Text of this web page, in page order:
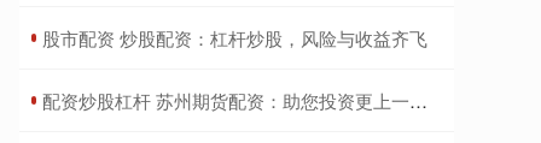
​股市配资 炒股配资：杠杆炒股，风险与收益齐飞
​配资炒股杠杆 苏州期货配资：助您投资更上一层楼